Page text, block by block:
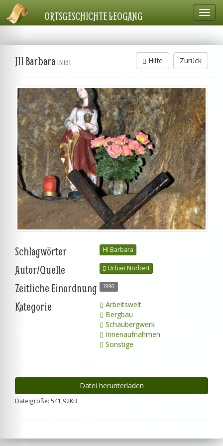
ORTSGESCHICHTE LEOGANG
Zurück
Hilfe
Hl Barbara [Bild]
Schlagwörter Hl Barbara
Autor/Quelle Urban Norbert
Zeitliche Einordnung 1990
Kategorie
Arbeitswelt
Bergbau
Schaubergwerk
Innenaufnahmen
Sonstige
Datei herunterladen
Dateigröße: 541,92KB